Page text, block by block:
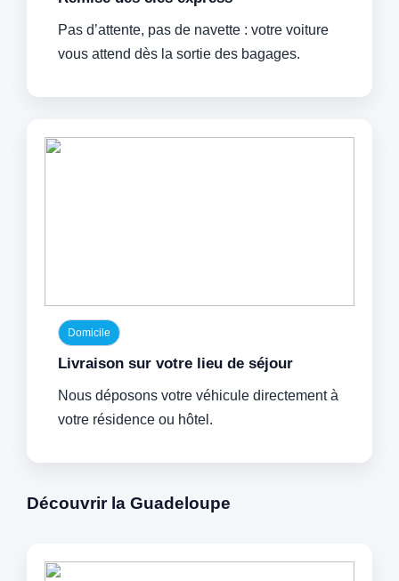
Pas d’attente, pas de navette : votre voiture
vous attend dès la sortie des bagages.
Domicile
Livraison sur votre lieu de séjour
Nous déposons votre véhicule directement à
votre résidence ou hôtel.
Découvrir la Guadeloupe